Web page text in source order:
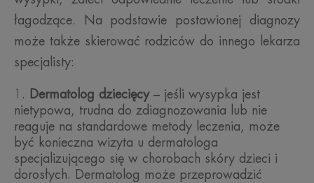
łagodzące. Na podstawie postawionej diagnozy
może także skierować rodziców do innego lekarza
specjalisty:
Dermatolog dziecięcy– jeśli wysypka jest
nietypowa, trudna do zdiagnozowania lub nie
reaguje na standardowe metody leczenia, może
być konieczna wizyta u dermatologa
specjalizującego się w chorobach skóry dzieci i
dorosłych. Dermatolog może przeprowadzić